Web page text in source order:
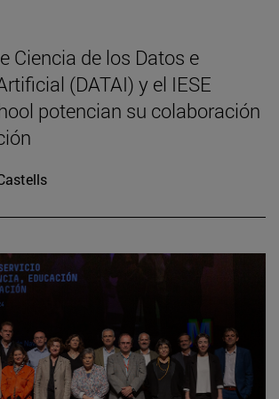
Ciencia de los Datos e
(DATAI) y el IESE
potencian su colaboración